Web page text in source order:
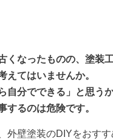
くなったものの、塗装
えてはいませんか。
自分でできる」と思う
するのは危険です。
外壁塗装のDIYをおす